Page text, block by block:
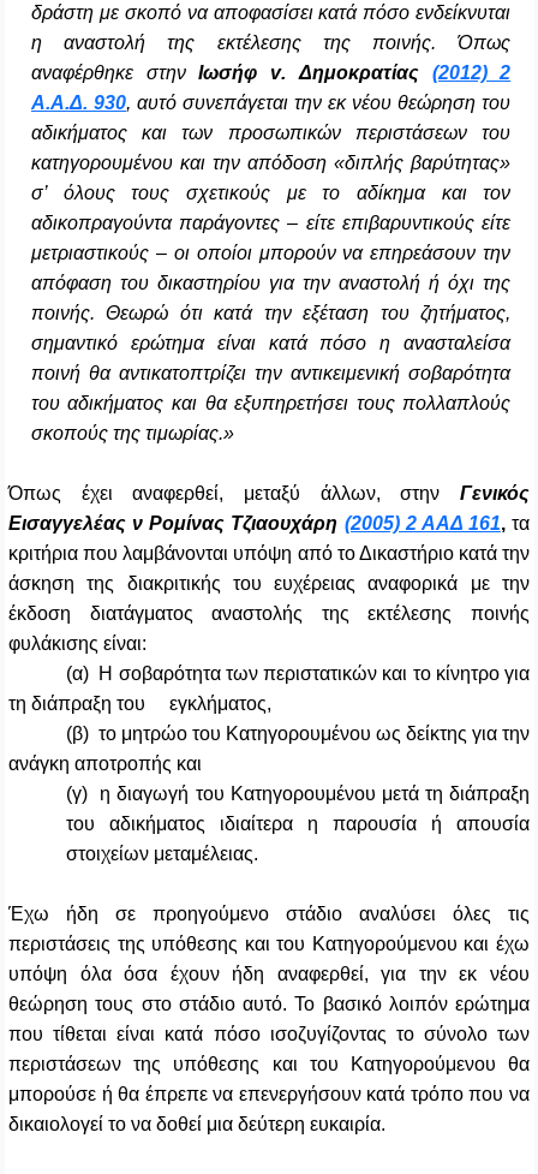
δράστη με σκοπό να αποφασίσει κατά πόσο ενδείκνυται
η αναστολή της εκτέλεσης της ποινής. Όπως
αναφέρθηκε στηνΙωσήφ v. Δημοκρατίας (2012) 2
Α.Α.Δ. 930, αυτό συνεπάγεται την εκ νέου θεώρηση του
αδικήματος και των προσωπικών περιστάσεων του
κατηγορουμένου και την απόδοση «διπλής βαρύτητας»
σ’ όλους τους σχετικούς με το αδίκημα και τον
αδικοπραγούντα παράγοντες – είτε επιβαρυντικούς είτε
μετριαστικούς – οι οποίοι μπορούν να επηρεάσουν την
απόφαση του δικαστηρίου για την αναστολή ή όχι της
ποινής. Θεωρώ ότι κατά την εξέταση του ζητήματος,
σημαντικό ερώτημα είναι κατά πόσο η ανασταλείσα
ποινή θα αντικατοπτρίζει την αντικειμενική σοβαρότητα
του αδικήματος και θα εξυπηρετήσει τους πολλαπλούς
σκοπούς της τιμωρίας.»
Όπως έχει αναφερθεί, μεταξύ άλλων, στην Γενικός
Εισαγγελέας ν Ρομίνας Τζιαουχάρη (2005) 2 ΑΑΔ 161,τα
κριτήρια που λαμβάνονται υπόψη από το Δικαστήριο κατά την
άσκηση της διακριτικής του ευχέρειας αναφορικά με την
έκδοση διατάγματος αναστολής της εκτέλεσης ποινής
φυλάκισης είναι:
(α) Η σοβαρότητα των περιστατικών και το κίνητρο για
τη διάπραξη του εγκλήματος,
(β) το μητρώο του Κατηγορουμένου ως δείκτης για την
ανάγκη αποτροπής και
(γ) η διαγωγή του Κατηγορουμένου μετά τη διάπραξη
του αδικήματος ιδιαίτερα η παρουσία ή απουσία
στοιχείων μεταμέλειας.
Έχω ήδη σε προηγούμενο στάδιο αναλύσει όλες τις
περιστάσεις της υπόθεσης και του Κατηγορούμενου και έχω
υπόψη όλα όσα έχουν ήδη αναφερθεί, για την εκ νέου
θεώρηση τους στο στάδιο αυτό. Το βασικό λοιπόν ερώτημα
που τίθεται είναι κατά πόσο ισοζυγίζοντας το σύνολο των
περιστάσεων της υπόθεσης και του Κατηγορούμενου θα
μπορούσε ή θα έπρεπε να επενεργήσουν κατά τρόπο που να
δικαιολογεί το να δοθεί μια δεύτερη ευκαιρία.